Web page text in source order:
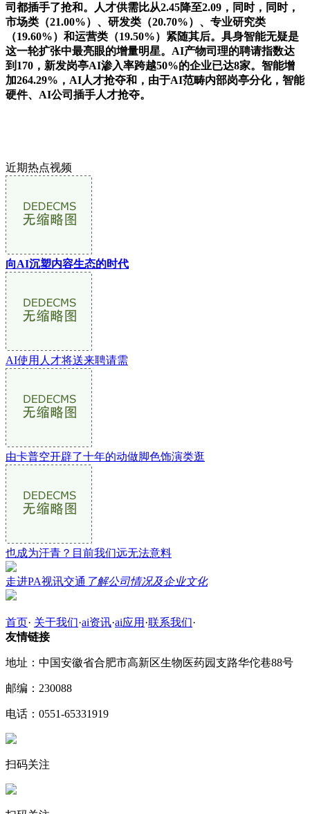
司都插手了抢和。人才供需比从2.45降至2.09，同时，同时，
市场类（21.00%）、研发类（20.70%）、专业研究类
（19.60%）和运营类（19.50%）紧随其后。具身智能无疑是
这一轮扩张中最亮眼的增量明星。AI产物司理的聘请指数达
到170，新发岗亭AI渗入率跨越50%的企业已达8家。智能增
加264.29%，AI人才抢夺和，由于AI范畴内部岗亭分化，智能
硬件、AI公司插手人才抢夺。
近期热点视频
向AI沉塑内容生态的时代
AI使用人才将送来聘请需
由卡普空开辟了十年的动做脚色饰演类逛
也成为汗青？目前我们远无法意料
走进PA视讯交通 了解公司情况及企业文化
首页· 关于我们·ai资讯·ai应用 ·联系我们·
友情链接
地址：中国安徽省合肥市高新区生物医药园支路华佗巷88号
邮编：230088
电话：0551-65331919
扫码关注